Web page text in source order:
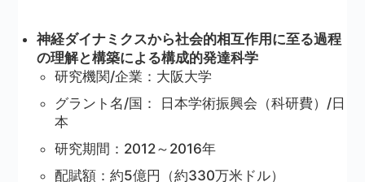
神経ダイナミクスから社会的相互作用に至る過程
の理解と構築による構成的発達科学
研究機関/企業：大阪大学
グラント名/国： 日本学術振興会（科研費）/日
本
研究期間：2012～2016年
配賦額：約5億円（約330万米ドル）